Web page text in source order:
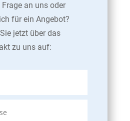
an uns oder
für ein Angebot?
jetzt über das
zu uns auf: